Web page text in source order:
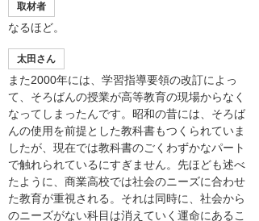
取材者
なるほど。
太田さん
また2000年には、学習指導要領の改訂によっ
て、そろばんの授業が高等教育の現場からなく
なってしまったんです。昭和の昔には、そろば
んの使用を前提とした教科書もつくられていま
したが、現在では教科書のごくわずかなパート
で触れられているにすぎません。先ほども述べ
たように、商業高校では社会のニーズに合わせ
た教育が重視される。それは同時に、社会から
のニーズがない科目は消えていく運命にあるこ